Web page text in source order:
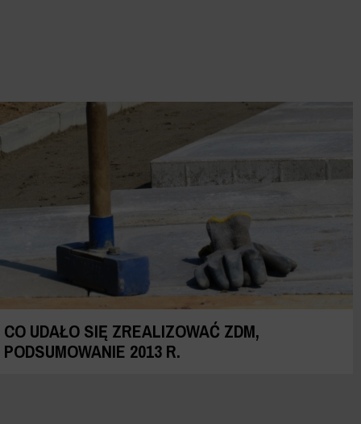
CO UDAŁO SIĘ ZREALIZOWAĆ ZDM,
PODSUMOWANIE 2013 R.